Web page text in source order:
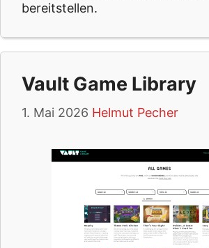
bereitstellen.
Vault Game Library
1. Mai 2026 Helmut Pecher